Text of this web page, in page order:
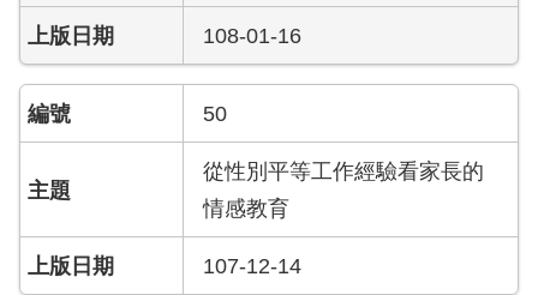
者
保
護
區
個
人
資
料
108-01-16
50
從性別平等工作經驗看家長的
情感教育
107-12-14